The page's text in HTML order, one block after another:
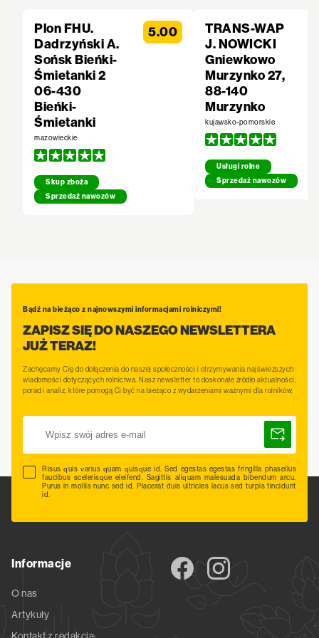
Plon FHU.
Dadrzyński A.
Sońsk Bieńki-
Śmietanki 2
06-430
Bieńki-
Śmietanki
mazowieckie
Skup zboża
Sprzedaż nawozów
5.00
TRANS-WAP
J. NOWICKI
Gniewkowo
Murzynko 27,
88-140
Murzynko
kujawsko-pomorskie
Usługi rolne
Sprzedaż nawozów
Bądź na bieżąco z najnowszymi informacjami rolniczymi!
ZAPISZ SIĘ DO NASZEGO NEWSLETTERA
JUŻ TERAZ!
Zachęcamy Cię do dołączenia do naszej społeczności i otrzymywania najświeższych
wiadomości dotyczących rolnictwa. Nasz newsletter to doskonałe źródło aktualności,
porad i analiz, które pomogą Ci być na bieżąco z wydarzeniami ważnymi dla rolników.
Risus quis varius quam quisque id. Sed egestas egestas fringilla phasellus
faucibus scelerisque eleifend. Sagittis aliquam malesuada bibendum arcu.
Purus in mollis nunc sed id. Placerat duis ultricies lacus sed turpis tincidunt
id.
Informacje
O nas
Artykuły